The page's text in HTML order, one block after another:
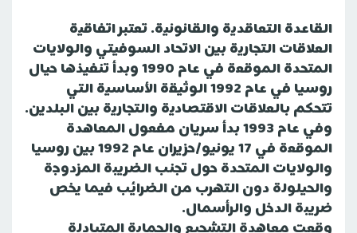
القاعدة التعاقدية والقانونية. تعتبر اتفاقية
العلاقات التجارية بين الاتحاد السوفيتي والولايات
المتحدة الموقعة في عام 1990 وبدأ تنفيذها حيال
روسيا في عام 1992 الوثيقة الأساسية التي
تتحكم بالعلاقات الاقتصادية والتجارية بين البلدين.
وفي عام 1993 بدأ سريان مفعول المعاهدة
الموقعة في 17 يونيو/حزيران عام 1992 بين روسيا
والولايات المتحدة حول تجنب الضريبة المزدوجة
والحيلولة دون التهرب من الضرائب فيما يخص
ضريبة الدخل والرأسمال.
وقعت معاهدة التشجيع والحماية المتبادلة